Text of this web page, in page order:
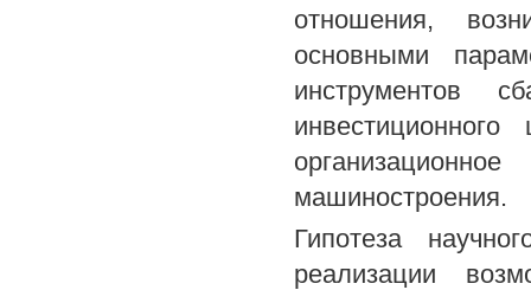
отношения,
основными
инструментов
машиностроения.
Гипотеза
реализации